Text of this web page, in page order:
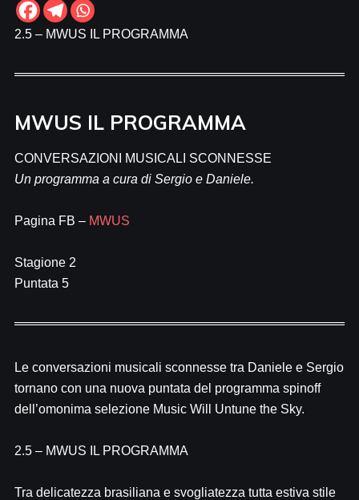
2.5 – MWUS IL PROGRAMMA
MWUS IL PROGRAMMA
CONVERSAZIONI MUSICALI SCONNESSE
Un programma a cura di Sergio e Daniele.
Pagina FB – MWUS
Stagione 2
Puntata 5
Le conversazioni musicali sconnesse tra Daniele e Sergio
tornano con una nuova puntata del programma spinoff
dell’omonima selezione Music Will Untune the Sky.
2.5 – MWUS IL PROGRAMMA
Tra delicatezza brasiliana e svogliatezza tutta estiva stile